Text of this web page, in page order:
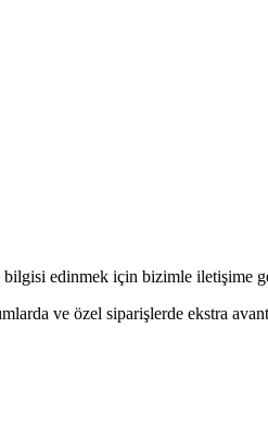
edinmek için bizimle iletişime
ve özel siparişlerde ekstra